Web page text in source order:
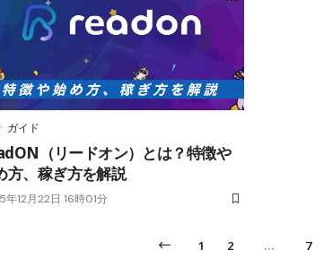
ガイド
（リードオン）とは？特徴や
方、稼ぎ方を解説
12月22日 16時01分
1 2 … 7